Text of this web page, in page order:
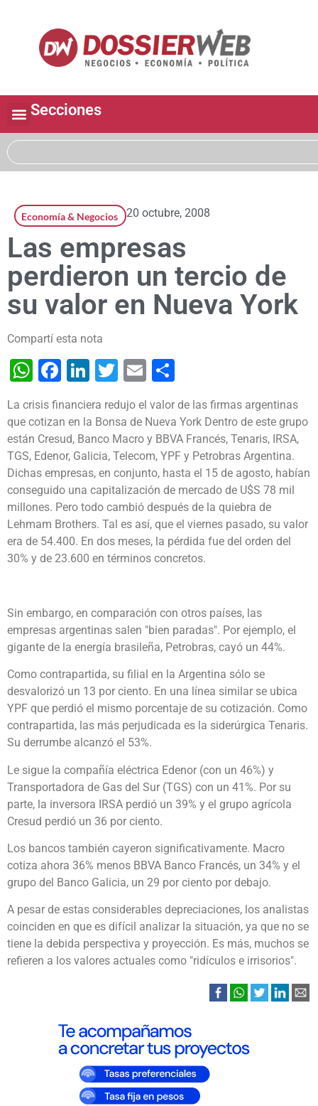
Secciones
Economía & Negocios 20 octubre, 2008
Las empresas
perdieron un tercio de
su valor en Nueva York
Compartí esta nota
WhatsApp
Facebook
LinkedIn
Twitter
Email
La crisis financiera redujo el valor de las firmas argentinas
que cotizan en la Bonsa de Nueva York Dentro de este grupo
están Cresud, Banco Macro y BBVA Francés, Tenaris, IRSA,
TGS, Edenor, Galicia, Telecom, YPF y Petrobras Argentina.
Dichas empresas, en conjunto, hasta el 15 de agosto, habían
conseguido una capitalización de mercado de U$S 78 mil
millones. Pero todo cambió después de la quiebra de
Lehmam Brothers. Tal es así, que el viernes pasado, su valor
era de 54.400. En dos meses, la pérdida fue del orden del
30% y de 23.600 en términos concretos.
Sin embargo, en comparación con otros países, las
empresas argentinas salen "bien paradas". Por ejemplo, el
gigante de la energía brasileña, Petrobras, cayó un 44%.
Como contrapartida, su filial en la Argentina sólo se
desvalorizó un 13 por ciento. En una línea similar se ubica
YPF que perdió el mismo porcentaje de su cotización. Como
contrapartida, las más perjudicada es la siderúrgica Tenaris.
Su derrumbe alcanzó el 53%.
Le sigue la compañía eléctrica Edenor (con un 46%) y
Transportadora de Gas del Sur (TGS) con un 41%. Por su
parte, la inversora IRSA perdió un 39% y el grupo agrícola
Cresud perdió un 36 por ciento.
Los bancos también cayeron significativamente. Macro
cotiza ahora 36% menos BBVA Banco Francés, un 34% y el
grupo del Banco Galicia, un 29 por ciento por debajo.
A pesar de estas considerables depreciaciones, los analistas
coinciden en que es difícil analizar la situación, ya que no se
tiene la debida perspectiva y proyección. Es más, muchos se
refieren a los valores actuales como "ridículos e irrisorios".